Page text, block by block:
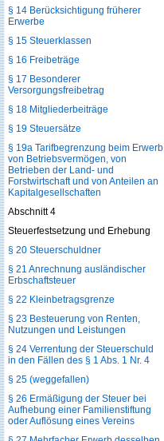
§ 14 Berücksichtigung früherer
Erwerbe
§ 15 Steuerklassen
§ 16 Freibeträge
§ 17 Besonderer
Versorgungsfreibetrag
§ 18 Mitgliederbeiträge
§ 19 Steuersätze
§ 19a Tarifbegrenzung beim Erwerb
von Betriebsvermögen, von
Betrieben der Land- und
Forstwirtschaft und von Anteilen an
Kapitalgesellschaften
Abschnitt 4
Steuerfestsetzung und Erhebung
§ 20 Steuerschuldner
§ 21 Anrechnung ausländischer
Erbschaftsteuer
§ 22 Kleinbetragsgrenze
§ 23 Besteuerung von Renten,
Nutzungen und Leistungen
§ 24 Verrentung der Steuerschuld
in den Fällen des § 1 Abs. 1 Nr. 4
§ 25 (weggefallen)
§ 26 Ermäßigung der Steuer bei
Aufhebung einer Familienstiftung
oder Auflösung eines Vereins